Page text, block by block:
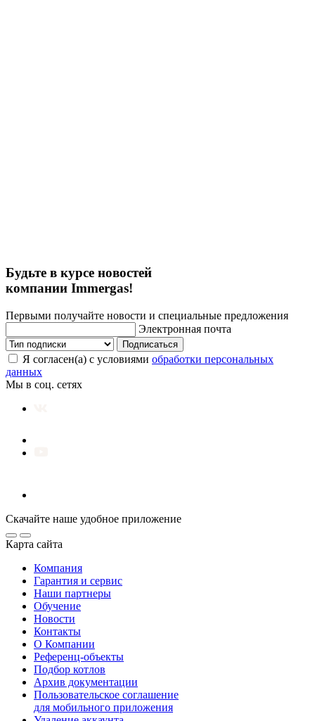
Будьте в курсе новостей
компании Immergas!
Первыми получайте новости и специальные предложения
Электронная почта
Подписаться
Я согласен(а) с условиями обработки персональных
данных
Мы в соц. сетях
Скачайте наше удобное приложение
Карта сайта
Компания
Гарантия и сервис
Наши партнеры
Обучение
Новости
Контакты
О Компании
Референц-объекты
Подбор котлов
Архив документации
Пользовательское соглашение
для мобильного приложения